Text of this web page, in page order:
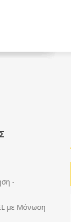
-
με Μόνωση